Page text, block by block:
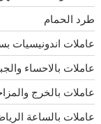
طرد الحمام
عاملات اندونيسيات
عاملات بالاحساء
عاملات بالخرج
عاملات بالساعة